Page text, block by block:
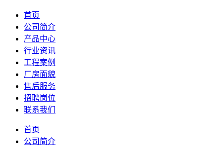
首页
公司简介
产品中心
行业资讯
工程案例
厂房面貌
售后服务
招聘岗位
联系我们
首页
公司简介